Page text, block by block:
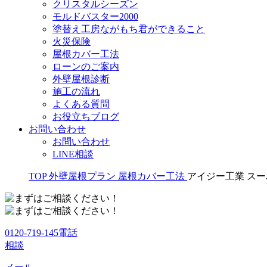
クリスタルシーズン
モルドバスター2000
塗替え工房ながもち君ができること
火災保険
屋根カバー工法
ローンのご案内
外壁屋根診断
施工の流れ
よくある質問
お役立ちブログ
お問い合わせ
お問い合わせ
LINE相談
TOP 外壁屋根プラン 屋根カバー工法 アイジー工業 ス
0120-719-145電話
相談